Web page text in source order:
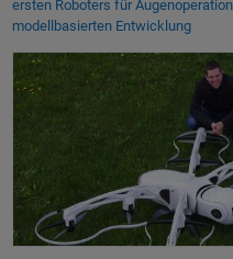
ersten Roboters für
modellbasierten Entwicklung